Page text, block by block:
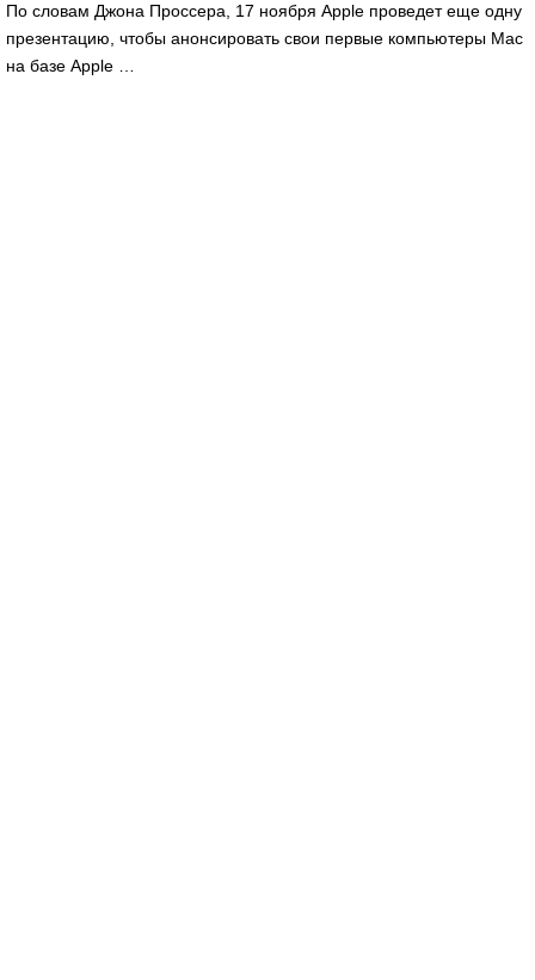
По словам Джона Проссера, 17 ноября Apple проведет еще одну
презентацию, чтобы анонсировать свои первые компьютеры Mac
на базе Apple …